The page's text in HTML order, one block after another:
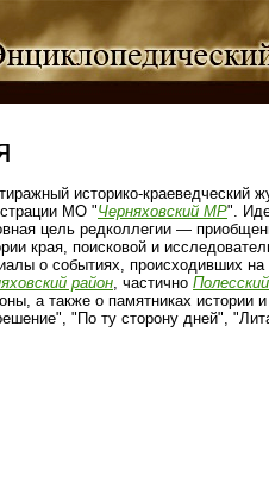
историко-краеведческий
МО "Черняховский МР".
цель редколлегии —
края, поисковой и
о событиях, происходивших
район, частично Полесский
а также о памятниках
"По ту сторону дней",